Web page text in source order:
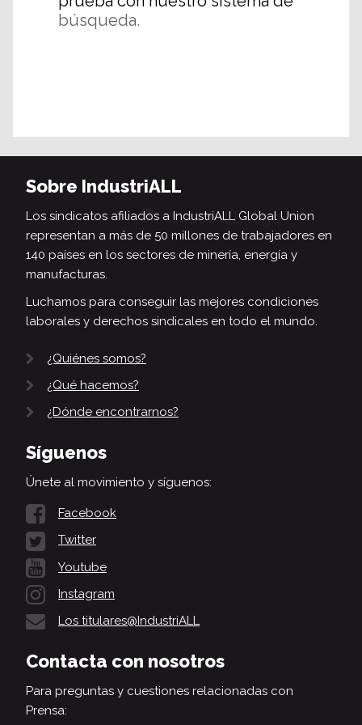
búsqueda.
Sobre IndustriALL
Los sindicatos afiliados a IndustriALL Global Union
representan a más de 50 millones de trabajadores en
140 países en los sectores de minería, energía y
manufacturas.
Luchamos para conseguir las mejores condiciones
laborales y derechos sindicales en todo el mundo.
¿Quiénes somos?
¿Qué hacemos?
¿Dónde encontrarnos?
Síguenos
Únete al movimiento y síguenos:
Facebook
Twitter
Youtube
Instagram
Los titulares@IndustriALL
Contacta con nosotros
Para preguntas y cuestiones relacionadas con
Prensa: